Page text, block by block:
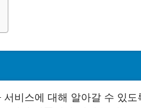
비스에 대해 알아갈 수 있도